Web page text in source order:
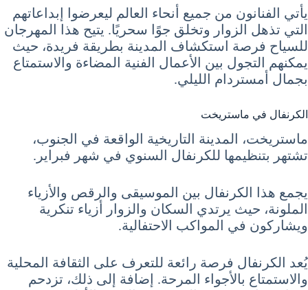
يأتي الفنانون من جميع أنحاء العالم ليعرضوا إبداعاتهم
التي تذهل الزوار وتخلق جوًا سحريًا. يتيح هذا المهرجان
للسياح فرصة استكشاف المدينة بطريقة فريدة، حيث
يمكنهم التجول بين الأعمال الفنية المضاءة والاستمتاع
بجمال أمستردام الليلي.
الكرنفال في ماستريخت
ماستريخت، المدينة التاريخية الواقعة في الجنوب،
تشتهر بتنظيمها للكرنفال السنوي في شهر فبراير.
يجمع هذا الكرنفال بين الموسيقى والرقص والأزياء
الملونة، حيث يرتدي السكان والزوار أزياء تنكرية
ويشاركون في المواكب الاحتفالية.
يُعد الكرنفال فرصة رائعة للتعرف على الثقافة المحلية
والاستمتاع بالأجواء المرحة. إضافة إلى ذلك، تزدحم